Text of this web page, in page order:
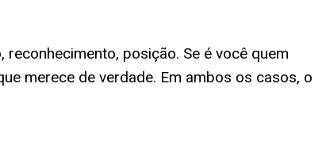
posição. Se é você quem
merece de verdade. Em ambos os casos, o